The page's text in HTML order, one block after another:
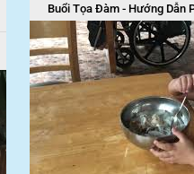
Buổi Tọa Đàm - Hướng Dẫn